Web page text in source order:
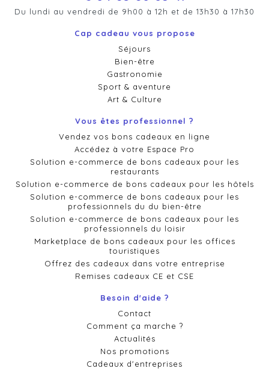
Du lundi au vendredi de 9h00 à 12h et de 13h30 à 17h30
Cap cadeau vous propose
Séjours
Bien-être
Gastronomie
Sport & aventure
Art & Culture
Vous êtes professionnel ?
Vendez vos bons cadeaux en ligne
Accédez à votre Espace Pro
Solution e-commerce de bons cadeaux pour les
restaurants
Solution e-commerce de bons cadeaux pour les hôtels
Solution e-commerce de bons cadeaux pour les
professionnels du du bien-être
Solution e-commerce de bons cadeaux pour les
professionnels du loisir
Marketplace de bons cadeaux pour les offices
touristiques
Offrez des cadeaux dans votre entreprise
Remises cadeaux CE et CSE
Besoin d'aide ?
Contact
Comment ça marche ?
Actualités
Nos promotions
Cadeaux d'entreprises